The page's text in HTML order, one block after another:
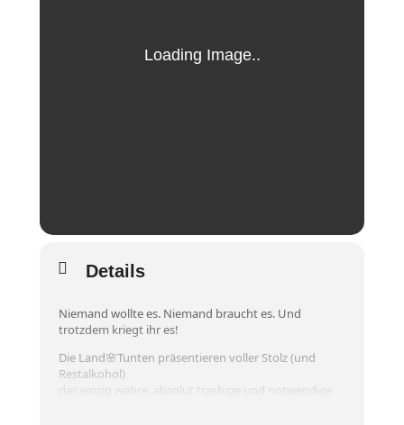
Details
Niemand wollte es. Niemand braucht es. Und
trotzdem kriegt ihr es!
Die Land🌸Tunten präsentieren voller Stolz (und
Restalkohol)
das einzig wahre, absolut trashige und notwendige